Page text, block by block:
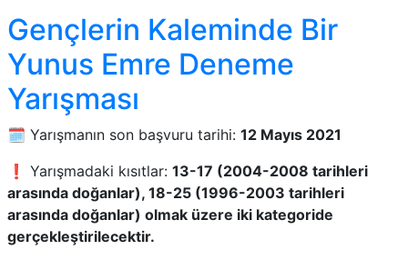
Gençlerin Kaleminde Bir
Yunus Emre Deneme
Yarışması
🗓️ Yarışmanın son başvuru tarihi: 12 Mayıs 2021
❗ Yarışmadaki kısıtlar: 13-17 (2004-2008 tarihleri
arasında doğanlar), 18-25 (1996-2003 tarihleri
arasında doğanlar) olmak üzere iki kategoride
gerçekleştirilecektir.